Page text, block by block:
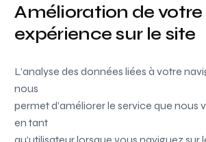
Amélioration de votre
expérience sur le site
L’analyse des données liées à votre
nous
permet d’améliorer le service que nous
en tant
qu’utilisateur lorsque vous naviguez sur